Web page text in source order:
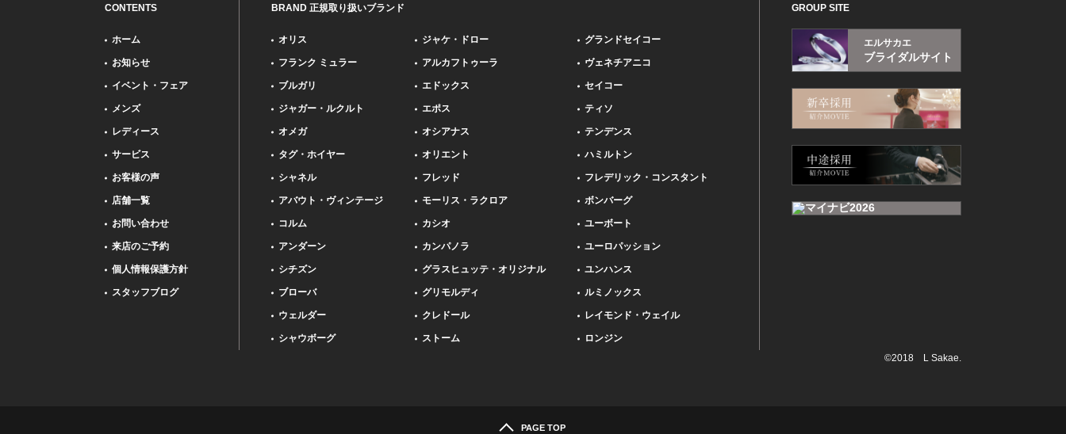
CONTENTS
ホーム
お知らせ
イベント・フェア
メンズ
レディース
サービス
お客様の声
店舗一覧
お問い合わせ
来店のご予約
個人情報保護方針
スタッフブログ
BRAND 正規取り扱いブランド
オリス
フランク ミュラー
ブルガリ
ジャガー・ルクルト
オメガ
タグ・ホイヤー
シャネル
アバウト・ヴィンテージ
コルム
アンダーン
シチズン
ブローバ
ウェルダー
シャウボーグ
ジャケ・ドロー
アルカフトゥーラ
エドックス
エポス
オシアナス
オリエント
フレッド
モーリス・ラクロア
カシオ
カンパノラ
グラスヒュッテ・オリジナル
グリモルディ
クレドール
ストーム
グランドセイコー
ヴェネチアニコ
セイコー
ティソ
テンデンス
ハミルトン
フレデリック・コンスタント
ボンバーグ
ユーボート
ユーロパッション
ユンハンス
ルミノックス
レイモンド・ウェイル
ロンジン
GROUP SITE
エルサカエ
ブライダルサイト
©2018 L Sakae.
PAGE TOP